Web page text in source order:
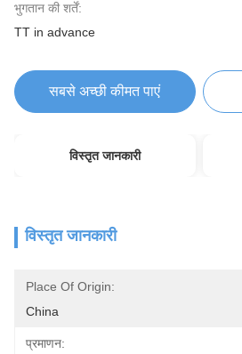
भुगतान की शर्तें:
TT in advance
सबसे अच्छी कीमत पाएं
विस्तृत जानकारी
विस्तृत जानकारी
Place Of Origin:
China
प्रमाणन: